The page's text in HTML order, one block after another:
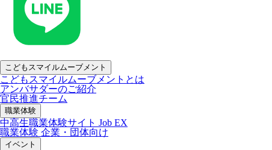
こどもスマイルムーブメント
こどもスマイルムーブメントとは
アンバサダーのご紹介
官民推進チーム
職業体験
中高生職業体験サイト Job EX
職業体験 企業・団体向け
イベント